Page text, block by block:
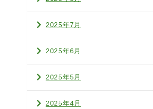
2025年7月
2025年6月
2025年5月
2025年4月